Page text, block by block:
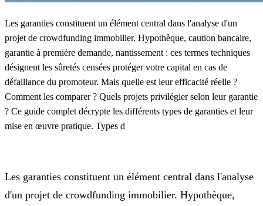
Les garanties constituent un élément central dans l'analyse d'un
projet de crowdfunding immobilier. Hypothèque, caution bancaire,
garantie à première demande, nantissement : ces termes techniques
désignent les sûretés censées protéger votre capital en cas de
défaillance du promoteur. Mais quelle est leur efficacité réelle ?
Comment les comparer ? Quels projets privilégier selon leur garantie
? Ce guide complet décrypte les différents types de garanties et leur
mise en œuvre pratique. Types d
Les garanties constituent un élément central dans l'analyse
d'un projet de crowdfunding immobilier. Hypothèque,